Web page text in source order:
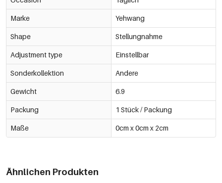
Marke Yehwang
Shape Stellungnahme
Adjustment type Einstellbar
Sonderkollektion Andere
Gewicht 6.9
Packung 1 Stück / Packung
Maße 0cm x 0cm x 2cm
Ähnlichen Produkten